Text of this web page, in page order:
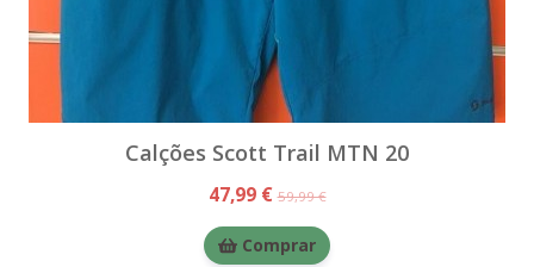
Calções Scott Trail MTN 20
47,99 €59,99 €
Comprar